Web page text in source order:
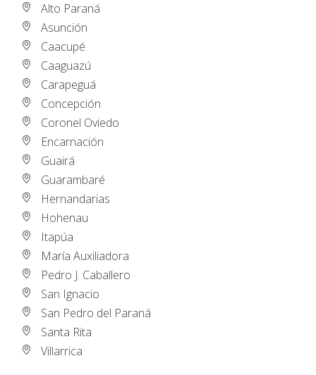
Alto Paraná
Asunción
Caacupé
Caaguazú
Carapeguá
Concepción
Coronel Oviedo
Encarnación
Guairá
Guarambaré
Hernandarias
Hohenau
Itapúa
María Auxiliadora
Pedro J. Caballero
San Ignacio
San Pedro del Paraná
Santa Rita
Villarrica